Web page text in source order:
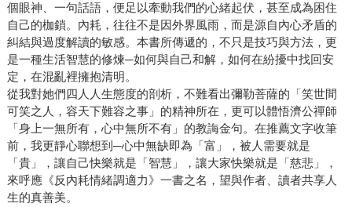
個眼神、一句話語，便足以牽動我們的心緒起伏，甚至成為困住
自己的枷鎖。內耗，往往不是因外界風雨，而是源自內心矛盾的
糾結與過度解讀的敏感。本書所傳遞的，不只是技巧與方法，更
是一種生活智慧的修煉─如何與自己和解，如何在紛擾中找回安
定，在混亂裡擁抱清明。
從我對她們四人人生態度的剖析，不難看出彌勒菩薩的「笑世間
可笑之人，容天下難容之事」的精神所在，更可以體悟濟公禪師
「身上一無所有，心中無所不有」的教誨金句。在推薦文字收筆
前，我更靜心聯想到─心中無缺即為「富」，被人需要就是
「貴」，讓自己快樂就是「智慧」，讓大家快樂就是「慈悲」，
來呼應《反內耗情緒調適力》一書之名，望與作者、讀者共享人
生的真善美。